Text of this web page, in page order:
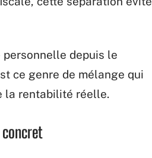
personnelle depuis le
ce genre de mélange qui
la rentabilité réelle.